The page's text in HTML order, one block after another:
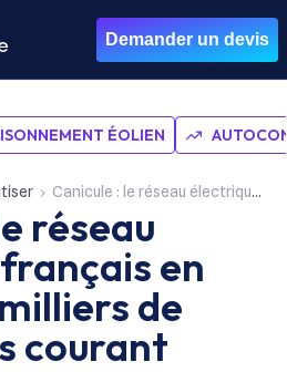
Demander un devis
ÉOLIEN
Canicule : le réseau électrique français en sueur, des milliers de foyers sans courant
réseau
en
de
courant